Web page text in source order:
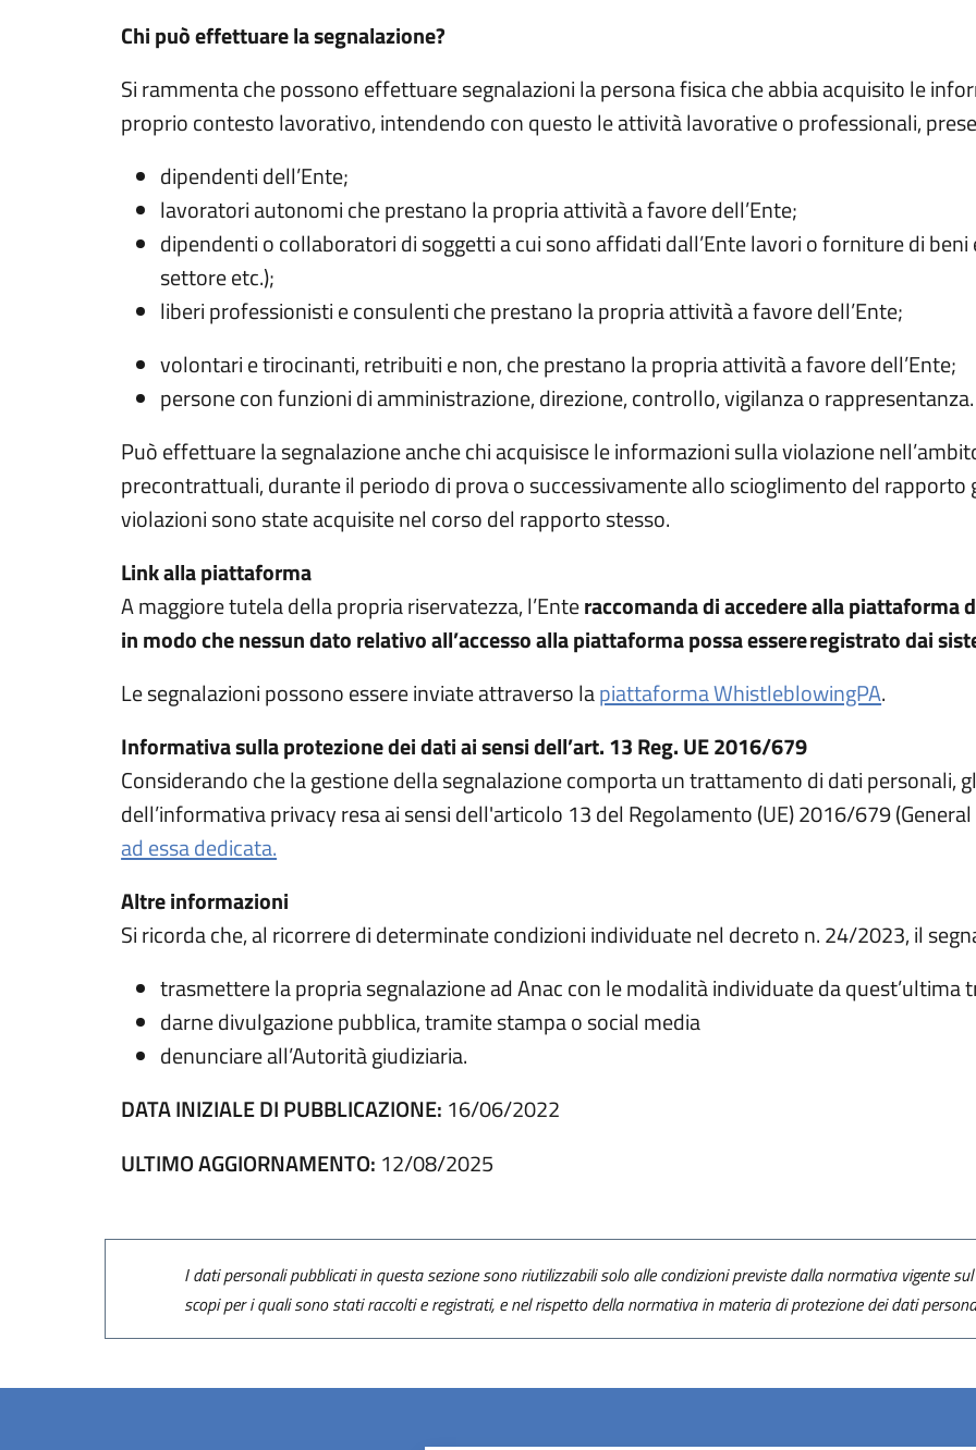
Chi può effettuare la segnalazione?
Si rammenta che possono effettuare segnalazioni la persona fisica che abbia acquisito le
proprio contesto lavorativo,intendendo con questo le attività lavorative o professionali,
dipendenti dell’Ente;
lavoratori autonomi che prestano la propria attività a favore dell’Ente;
dipendenti o collaboratori di soggetti a cui sono affidati dall’Ente lavori o forniture di
settore etc.);
liberi professionisti e consulenti che prestano la propria attività a favore dell’Ente;
volontari e tirocinanti, retribuiti e non, che prestano la propria attività a favore dell’Ente;
persone con funzioni di amministrazione, direzione, controllo, vigilanza o rappresentanza.
Può effettuare la segnalazione anche chi acquisisce le informazioni sulla violazione
precontrattuali, durante il periodo di prova o successivamente allo scioglimento del rapporto
violazioni sono state acquisite nel corso del rapporto stesso.
Link alla piattaforma
A maggiore tutela della propria riservatezza, l’Enteraccomanda di accedere alla piattaforma
in modo che nessun dato relativo all’accesso alla piattaforma possa essere registrato dai
Le segnalazioni possono essere inviate attraverso lapiattaforma WhistleblowingPA(apre in
.
Informativa sulla protezione dei dati ai sensi dell’art. 13 Reg. UE 2016/679
Considerando che la gestione della segnalazione comporta un trattamento di dati personali,
dell’informativa privacy resa ai sensi dell'articolo 13 del Regolamento (UE) 2016/679
ad essa dedicata.
Altre informazioni
Si ricorda che, al ricorrere di determinate condizioni individuate nel decreto n. 24/2023, il
trasmettere la propria segnalazione ad Anac con le modalità individuate da quest’ultima
darne divulgazione pubblica, tramite stampa o social media
denunciare all’Autorità giudiziaria.
DATA INIZIALE DI PUBBLICAZIONE: 16/06/2022
ULTIMO AGGIORNAMENTO: 12/08/2025
I dati personali pubblicati in questa sezione sono riutilizzabili solo alle condizioni previste dalla normativa vigente
scopi per i quali sono stati raccolti e registrati, e nel rispetto della normativa in materia di protezione dei dati